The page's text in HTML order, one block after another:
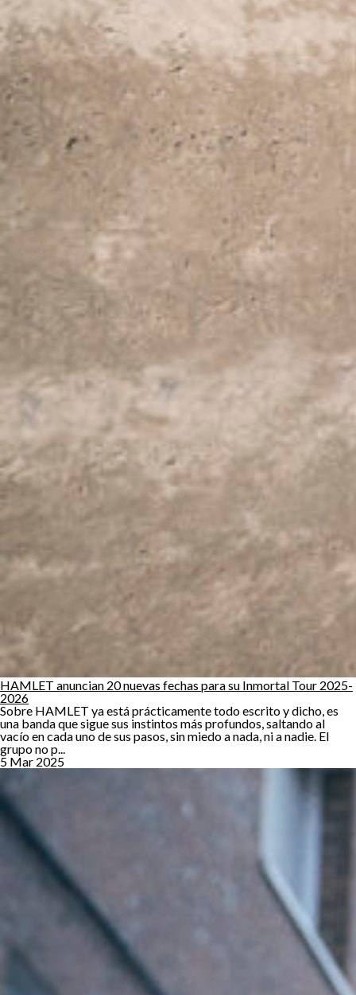
HAMLET anuncian 20 nuevas fechas para su Inmortal Tour 2025-
2026
Sobre HAMLET ya está prácticamente todo escrito y dicho, es
una banda que sigue sus instintos más profundos, saltando al
vacío en cada uno de sus pasos, sin miedo a nada, ni a nadie. El
grupo no p...
5 Mar 2025